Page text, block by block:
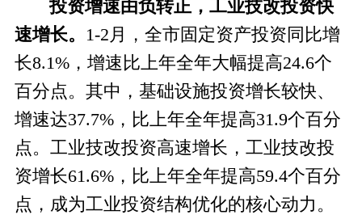
投资增速由负转正，工业技改投资快
速增长。 1-2月，全市固定资产投资同比增
长8.1%，增速比 上年全年大幅提高24.6个
百分点。 其中 ， 基础设施投资增长较快、
增速达37.7%， 比 上年全年提高31.9个百分
点。 工业技改投资高速增长，工业技改投
资增长61.6%， 比 上年全年提高59.4个百分
点 ，成为工业投资结构优化的核心动力。